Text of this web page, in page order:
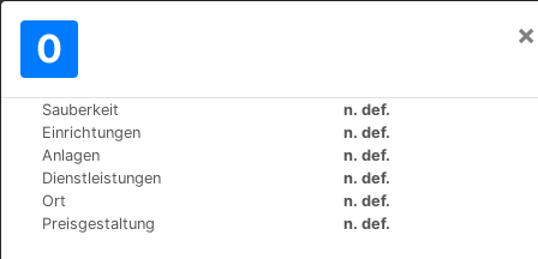
0 ×
Sauberkeit
n. def.
Einrichtungen
n. def.
Anlagen
n. def.
Dienstleistungen
n. def.
Ort
n. def.
Preisgestaltung
n. def.
Weltweit>Spain
Hotel Rural La Maison
Del Centro nº 1, 38290